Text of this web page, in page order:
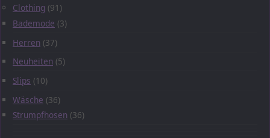
Clothing (91)
Bademode (3)
Herren (37)
Neuheiten (5)
Slips (10)
Wäsche (36)
Strumpfhosen (36)